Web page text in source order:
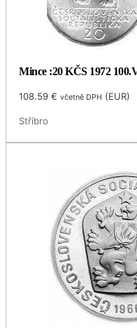
Mince :20 KČS 1972
108.59€ včetně DPH (EUR)
Stříbro